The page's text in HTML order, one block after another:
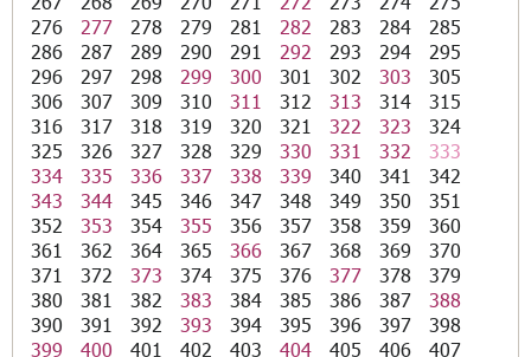
276
277 278 279 281 282 283 284
285
286
287 289 290 291 292 293 294
295
296
297 298 299 300 301 302 303
305
306
307 309 310 311 312 313 314
315
316
317 318 319 320 321 322 323
324
325
326 327 328 329 330 331 332
333
334
335 336 337 338 339 340 341
342
343
344 345 346 347 348 349 350
351
352
353 354 355 356 357 358 359
360
361
362 364 365 366 367 368 369
370
371
372 373 374 375 376 377 378
379
380
381 382 383 384 385 386 387
388
390
391 392 393 394 395 396 397
398
399
400 401 402 403 404 405 406
407